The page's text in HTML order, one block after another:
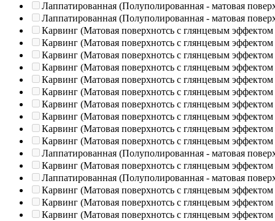
Лаппатированная (Полуполированная - матовая
Лаппатированная (Полуполированная - матовая
Карвинг (Матовая поверхнотсь с глянцевым эффектом
Карвинг (Матовая поверхнотсь с глянцевым эффектом
Карвинг (Матовая поверхнотсь с глянцевым эффектом
Карвинг (Матовая поверхнотсь с глянцевым эффектом
Карвинг (Матовая поверхнотсь с глянцевым эффектом
Карвинг (Матовая поверхнотсь с глянцевым эффектом
Карвинг (Матовая поверхнотсь с глянцевым эффектом
Карвинг (Матовая поверхнотсь с глянцевым эффектом
Карвинг (Матовая поверхнотсь с глянцевым эффектом
Карвинг (Матовая поверхнотсь с глянцевым эффектом
Лаппатированная (Полуполированная - матовая
Карвинг (Матовая поверхнотсь с глянцевым эффектом
Лаппатированная (Полуполированная - матовая
Карвинг (Матовая поверхнотсь с глянцевым эффектом
Карвинг (Матовая поверхнотсь с глянцевым эффектом
Карвинг (Матовая поверхнотсь с глянцевым эффектом